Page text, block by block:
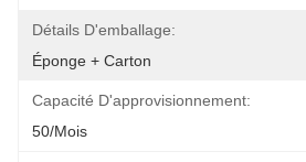
Détails D'emballage:
Éponge + Carton
Capacité D'approvisionnement:
50/mois